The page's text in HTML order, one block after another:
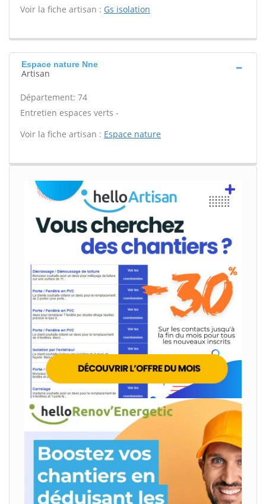
Voir la fiche artisan : Gs isolation
Espace nature Nne
Artisan
Département: 74
Entretien espaces verts -
Voir la fiche artisan : Espace nature